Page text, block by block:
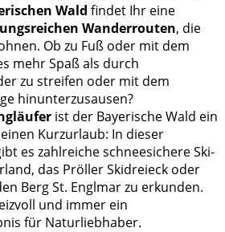
Wald findet Ihr eine
Wanderrouten, die
Ob zu Fuß oder mit dem
mehr Spaß als durch
zu streifen oder mit dem
hinunterzusausen?
ist der Bayerische Wald ein
Kurzurlaub: In dieser
es zahlreiche schneesichere Ski-
das Pröller Skidreieck oder
Berg St. Englmar zu erkunden.
und immer ein
für Naturliebhaber.